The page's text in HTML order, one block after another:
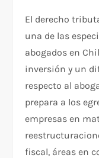
El derecho
una de las
abogados en
inversión y un
respecto al
prepara a los
empresas en
fiscal, áreas en